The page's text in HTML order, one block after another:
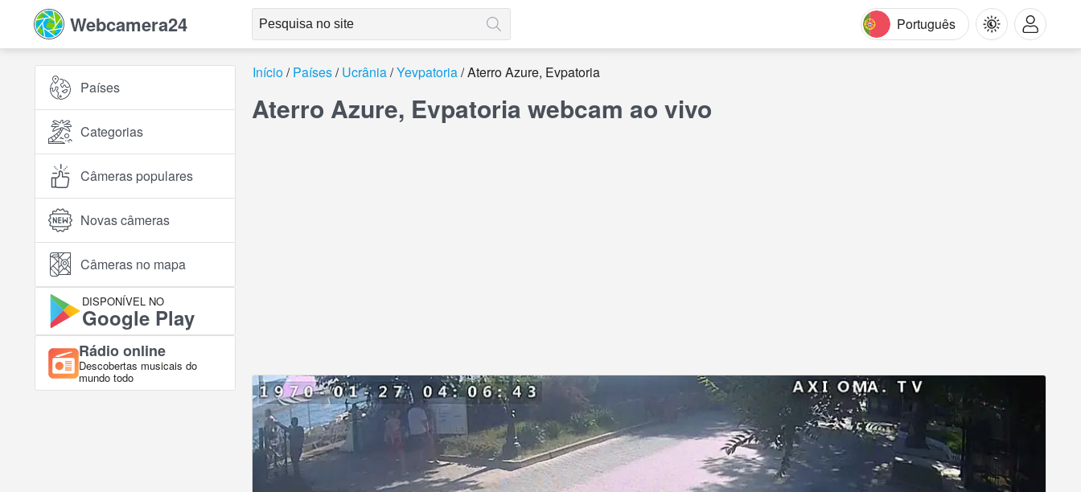
Webcamera24 Português
Países
Categorias
Câmeras populares
Novas câmeras
Câmeras no mapa
DISPONÍVEL NO
Google Play
Rádio online
Descobertas musicais do
mundo todo
Início Países Ucrânia Yevpatoria Aterro Azure, Evpatoria
Aterro Azure, Evpatoria webcam ao vivo